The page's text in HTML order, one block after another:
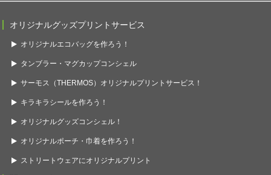
オリジナルグッズプリントサービス
オリジナルエコバッグを作ろう！
タンブラー・マグカップコンシェル
サーモス（THERMOS）オリジナルプリントサービス！
キラキラシールを作ろう！
オリジナルグッズコンシェル！
オリジナルポーチ・巾着を作ろう！
ストリートウェアにオリジナルプリント